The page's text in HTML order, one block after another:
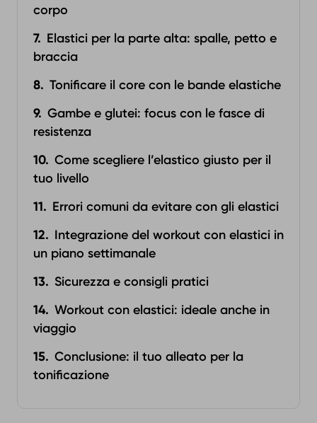
corpo
Elastici per la parte alta: spalle, petto e
braccia
Tonificare il core con le bande elastiche
Gambe e glutei: focus con le fasce di
resistenza
Come scegliere l’elastico giusto per il
tuo livello
Errori comuni da evitare con gli elastici
Integrazione del workout con elastici in
un piano settimanale
Sicurezza e consigli pratici
Workout con elastici: ideale anche in
viaggio
Conclusione: il tuo alleato per la
tonificazione